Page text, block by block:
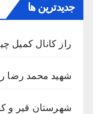
جدیدترین ها
راز کانال کمیل
شهید محمد رضا
شهرستان قیر و